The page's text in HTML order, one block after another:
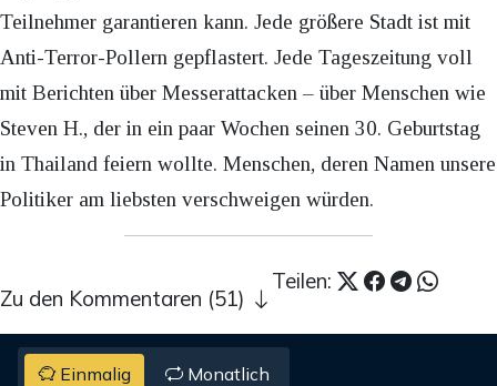
Teilnehmer garantieren kann. Jede größere Stadt ist mit
Anti-Terror-Pollern gepflastert. Jede Tageszeitung voll
mit Berichten über Messerattacken – über Menschen wie
Steven H., der in ein paar Wochen seinen 30. Geburtstag
in Thailand feiern wollte. Menschen, deren Namen unsere
Politiker am liebsten verschweigen würden.
Teilen:
Zu den Kommentaren (51)
Einmalig Monatlich